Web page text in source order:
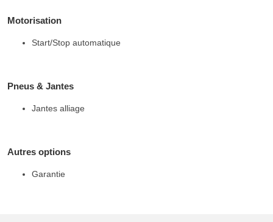
Motorisation
Start/Stop automatique
Pneus & Jantes
Jantes alliage
Autres options
Garantie